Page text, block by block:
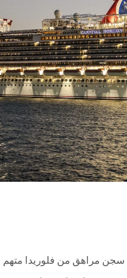
مراهق من فلوريدا متهم